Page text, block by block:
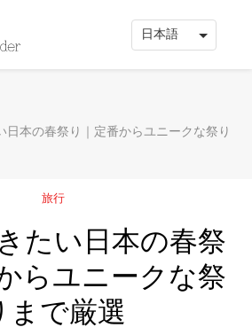
日本の春祭り｜定番からユニークな祭り
旅行
たい日本の春祭
らユニークな祭
まで厳選